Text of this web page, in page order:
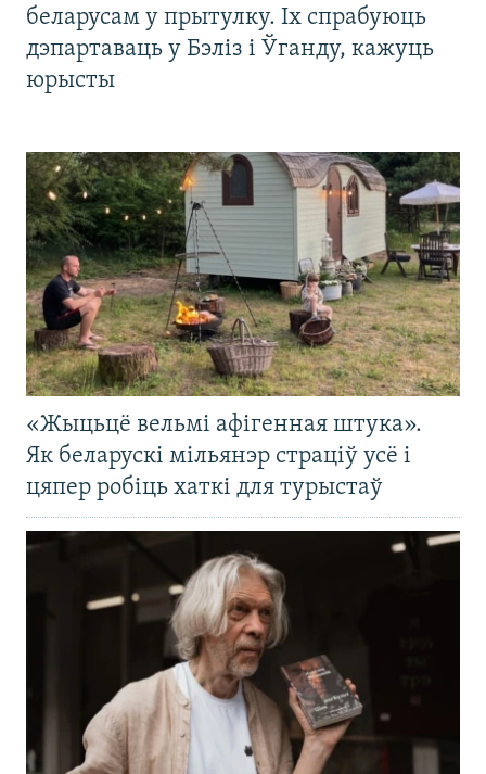
беларусам у прытулку. Іх спрабуюць
дэпартаваць у Бэліз і Ўганду, кажуць
юрысты
«Жыцьцё вельмі афігенная штука».
Як беларускі мільянэр страціў усё і
цяпер робіць хаткі для турыстаў